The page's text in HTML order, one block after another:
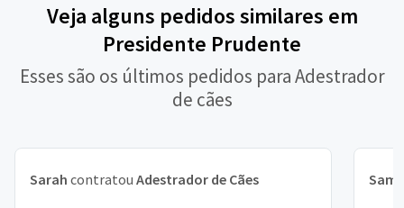
Veja alguns pedidos similares em
Presidente Prudente
Esses são os últimos pedidos para Adestrador
de cães
Sarah contratou Adestrador de Cães